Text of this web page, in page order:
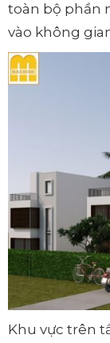
toàn bộ phần
vào không
Khu vực trên